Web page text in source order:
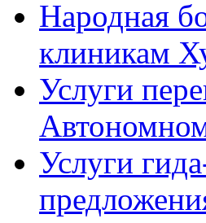
Народная
клиникам
Услуги
Услуги